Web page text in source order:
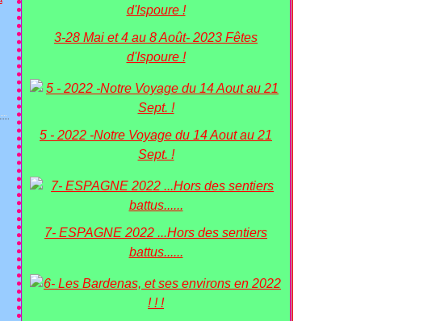
3-28 Mai et 4 au 8 Août- 2023 Fêtes
d'Ispoure !
5 - 2022 -Notre Voyage du 14 Aout au 21
Sept. !
7- ESPAGNE 2022 ...Hors des sentiers
battus......